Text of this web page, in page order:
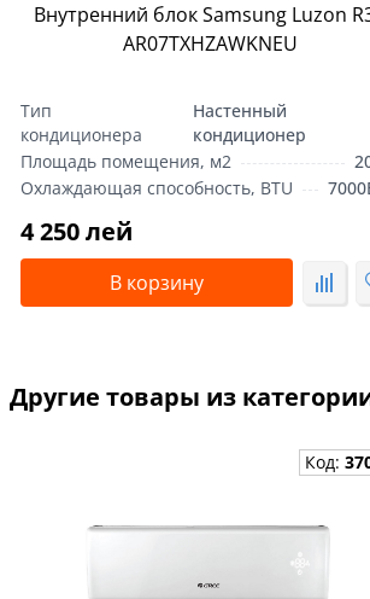
Внутренний блок Samsung Luzon
AR07TXHZAWKNEU
Тип
кондиционера
Настенный
кондиционер
Площадь помещения, м2
Охлаждающая способность, BTU
4 250 лей
В корзину
Другие товары из
Код: